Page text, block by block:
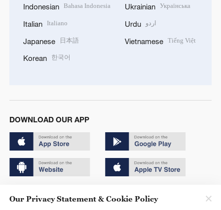
Indonesian Bahasa Indonesia
Italian Italiano
Japanese 日本語
Korean 한국어
Ukrainian Українська
Urdu اردو
Vietnamese Tiếng Việt
DOWNLOAD OUR APP
Our Privacy Statement & Cookie Policy